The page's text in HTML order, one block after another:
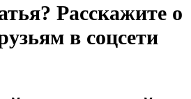
Расскажите о
в соцсети